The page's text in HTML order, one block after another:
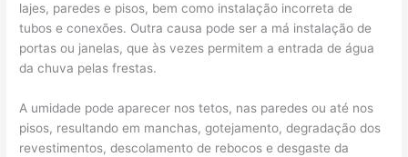
lajes, paredes e pisos, bem como instalação incorreta de
tubos e conexões. Outra causa pode ser a má instalação de
portas ou janelas, que às vezes permitem a entrada de água
da chuva pelas frestas.
A umidade pode aparecer nos tetos, nas paredes ou até nos
pisos, resultando em manchas, gotejamento, degradação dos
revestimentos, descolamento de rebocos e desgaste da